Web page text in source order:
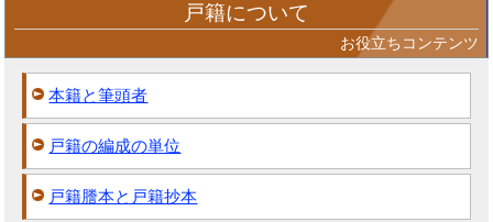
戸籍について
お役立ちコンテンツ
本籍と筆頭者
戸籍の編成の単位
戸籍謄本と戸籍抄本